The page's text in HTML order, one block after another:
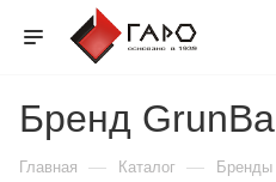
Бренд
Главная — Каталог — Бренды